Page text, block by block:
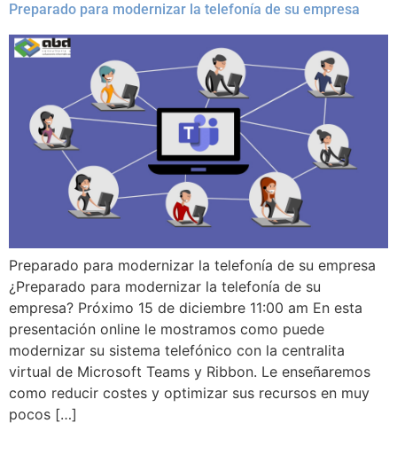
Preparado para modernizar la telefonía de su empresa
Preparado para modernizar la telefonía de su empresa
¿Preparado para modernizar la telefonía de su
empresa? Próximo 15 de diciembre 11:00 am En esta
presentación online le mostramos como puede
modernizar su sistema telefónico con la centralita
virtual de Microsoft Teams y Ribbon. Le enseñaremos
como reducir costes y optimizar sus recursos en muy
pocos […]